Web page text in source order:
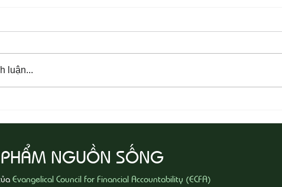
08-07 Nhân Từ Và Chân Thật
luận...
NGUỒN SỐNG
Evangelical Council for Financial Accountability (ECFA)